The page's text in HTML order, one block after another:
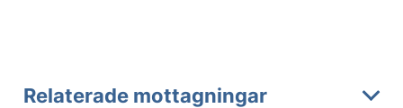
Relaterade mottagningar